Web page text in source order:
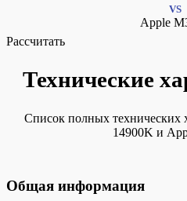
VS
Apple
Рассчитать
Технические
Список полных технических
14900K и
Общая информация